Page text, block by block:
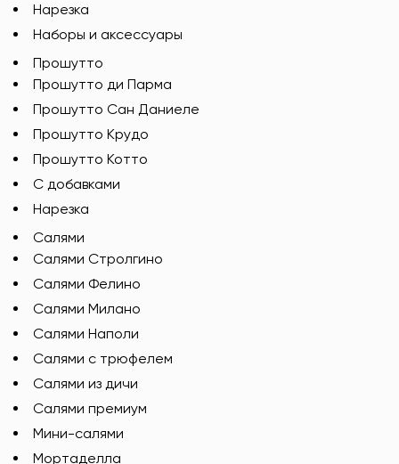
Нарезка
Наборы и аксессуары
Прошутто
Прошутто ди Парма
Прошутто Сан Даниеле
Прошутто Крудо
Прошутто Котто
С добавками
Нарезка
Салями
Салями Стролгино
Салями Фелино
Салями Милано
Салями Наполи
Салями с трюфелем
Салями из дичи
Салями премиум
Мини-салями
Мортаделла